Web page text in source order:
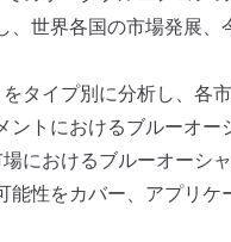
、世界各国の市場発展
タイプ別に分析し、各
トにおけるブルーオー
におけるブルーオーシ
能性をカバー、アプリ